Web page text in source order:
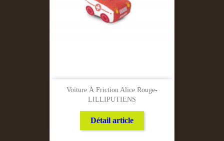
Voiture À Friction Alice Rouge-
LILLIPUTIENS
Détail article